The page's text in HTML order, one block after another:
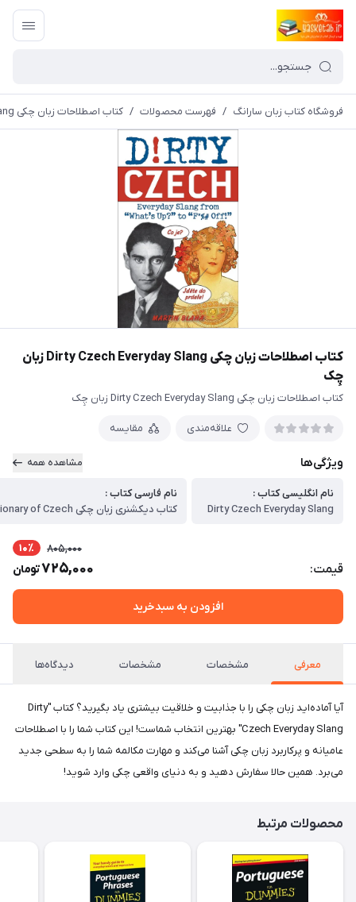
فروشگاه کتاب زبان سارانگ / فهرست محصولات / کتاب اصطلاحات زبان چکی Dirty Czech Everyday Slang زبان چِک
کتاب اصطلاحات زبان چکی Dirty Czech Everyday Slang زبان
چِک
کتاب اصطلاحات زبان چکی Dirty Czech Everyday Slang زبان چِک
علاقه‌مندی مقایسه
ویژگی‌ها مشاهده همه
نام انگلیسی کتاب :
Dirty Czech Everyday Slang
نام فارسی کتاب :
قیمت:
805,000 10٪
725,000تومان
افزودن به سبدخرید
معرفی مشخصات مشخصات دیدگاه‌ها
آیا آماده‌اید زبان چکی را با جذابیت و خلاقیت بیشتری یاد بگیرید؟ کتاب "Dirty
Czech Everyday Slang" بهترین انتخاب شماست! این کتاب شما را با اصطلاحات
عامیانه و پرکاربرد زبان چکی آشنا می‌کند و مهارت مکالمه شما را به سطحی جدید
می‌برد. همین حالا سفارش دهید و به دنیای واقعی چکی وارد شوید!
محصولات مرتبط